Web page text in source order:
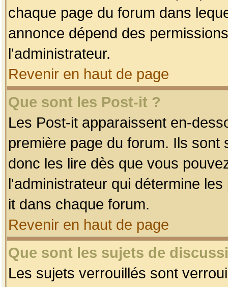
chaque page du forum dans
annonce dépend des
l'administrateur.
Revenir en haut de page
Que sont les Post-it ?
Les Post-it apparaissent en-
première page du forum. Ils
donc les lire dès que vous
l'administrateur qui détermine
it dans chaque forum.
Revenir en haut de page
Que sont les sujets de
Les sujets verrouillés sont